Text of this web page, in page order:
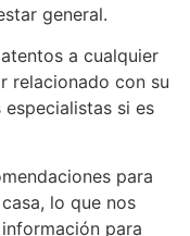
general.
a cualquier
relacionado con su
si es
para
lo que nos
para